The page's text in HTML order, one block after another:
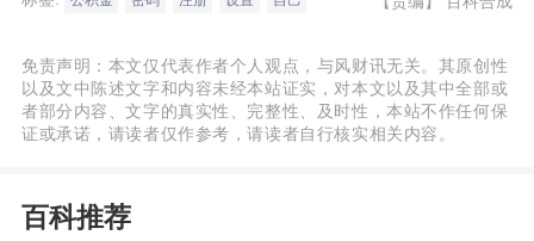
免责声明：本文仅代表作者个人观点，与风财讯无关。其原创性
以及文中陈述文字和内容未经本站证实，对本文以及其中全部或
者部分内容、文字的真实性、完整性、及时性，本站不作任何保
证或承诺，请读者仅作参考，请读者自行核实相关内容。
百科推荐